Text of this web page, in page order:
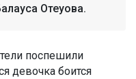
Отеуова.
поспешили
девочка боится